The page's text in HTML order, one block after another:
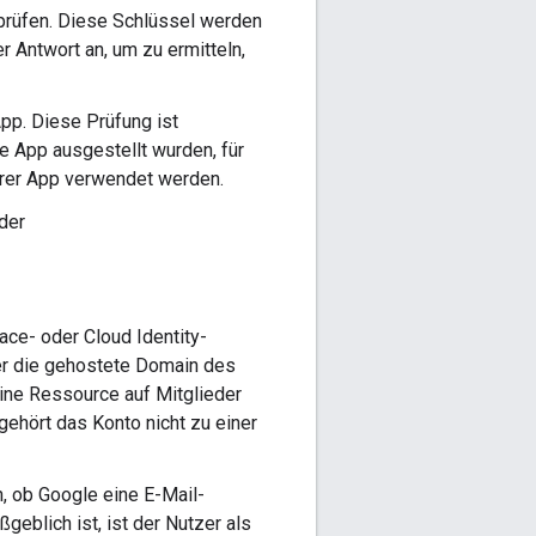
Diese Schlüssel werden
Antwort an, um zu ermitteln,
Diese Prüfung ist
App ausgestellt wurden, für
App verwendet werden.
oder Cloud Identity-
die gehostete Domain des
Ressource auf Mitglieder
das Konto nicht zu einer
ob Google eine E-Mail-
ist, ist der Nutzer als